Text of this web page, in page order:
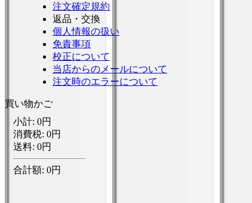
注文確定規約
返品・交換
個人情報の扱い
免責事項
校正について
当店からのメールについて
注文時のエラーについて
買い物かご